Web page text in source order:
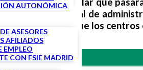
AUTONÓMICA
ASESORES
AFILIADOS
EMPLEO
CON FSIE MADRID
personal de
e higiene, que los